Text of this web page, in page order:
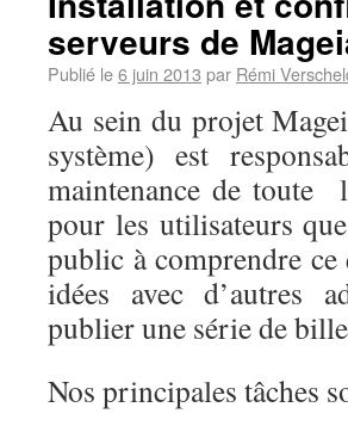
serveurs de
Publié le6 juin 2013 par Rémi
Au sein du projet
système) est
maintenance de toute
pour les utilisateurs
public à comprendre
idées avec d’autres
publier une série de
Nos principales tâches